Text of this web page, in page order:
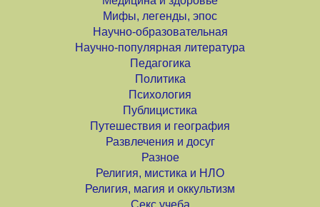
Мифы, легенды, эпос
Научно-образовательная
Научно-популярная литература
Педагогика
Политика
Психология
Публицистика
Путешествия и география
Развлечения и досуг
Разное
Религия, мистика и НЛО
Религия, магия и оккультизм
Секс учеба